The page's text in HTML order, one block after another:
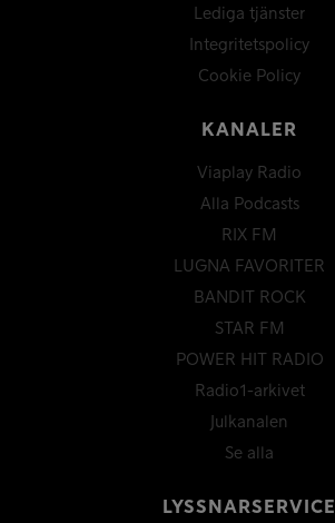
Lediga tjänster
Integritetspolicy
Cookie Policy
KANALER
Viaplay Radio
Alla Podcasts
RIX FM
LUGNA FAVORITER
BANDIT ROCK
STAR FM
POWER HIT RADIO
Radio1-arkivet
Julkanalen
Se alla
LYSSNARSERVICE